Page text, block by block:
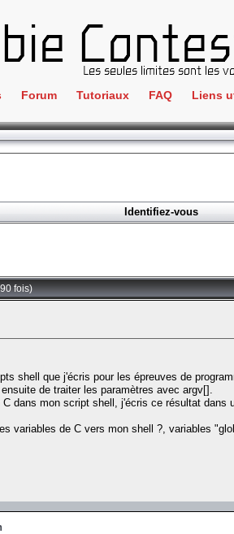
Forum Tutoriaux FAQ Liens
IRC
Identifiez-vous
fois)
shell que j'écris pour les épreuves de
de traiter les paramètres avec argv[].
dans mon script shell, j'écris ce résultat
variables de C vers mon shell ?, variables